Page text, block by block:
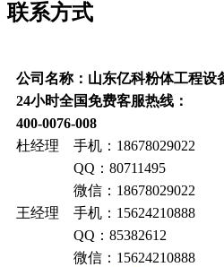
联系方式
公司名称：山东亿科粉体工程设
24小时全国免费客服热线：
400-0076-008
杜经理 手机：18678029022
QQ：80711495
微信：18678029022
王经理 手机：15624210888
QQ：85382612
微信：15624210888